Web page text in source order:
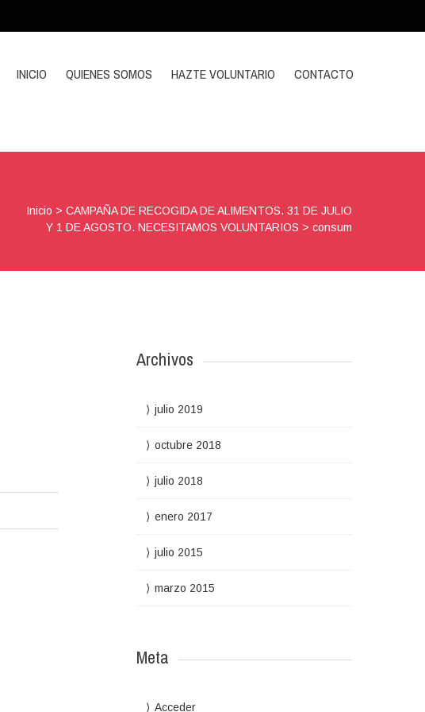
INICIO QUIENES SOMOS HAZTE VOLUNTARIO CONTACTO
Inicio >CAMPAÑA DE RECOGIDA DE ALIMENTOS. 31 DE JULIO
Y 1 DE AGOSTO. NECESITAMOS VOLUNTARIOS >consum
Archivos
julio 2019
octubre 2018
julio 2018
enero 2017
julio 2015
marzo 2015
Meta
Acceder